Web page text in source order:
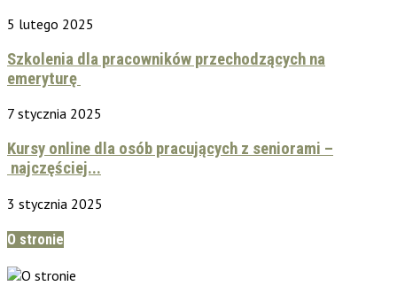
5 lutego 2025
Szkolenia dla pracowników przechodzących na
emeryturę
7 stycznia 2025
Kursy online dla osób pracujących z seniorami –
najczęściej...
3 stycznia 2025
O stronie